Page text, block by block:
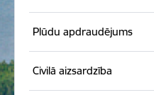
Plūdu apdraudējums
Civilā aizsardzība